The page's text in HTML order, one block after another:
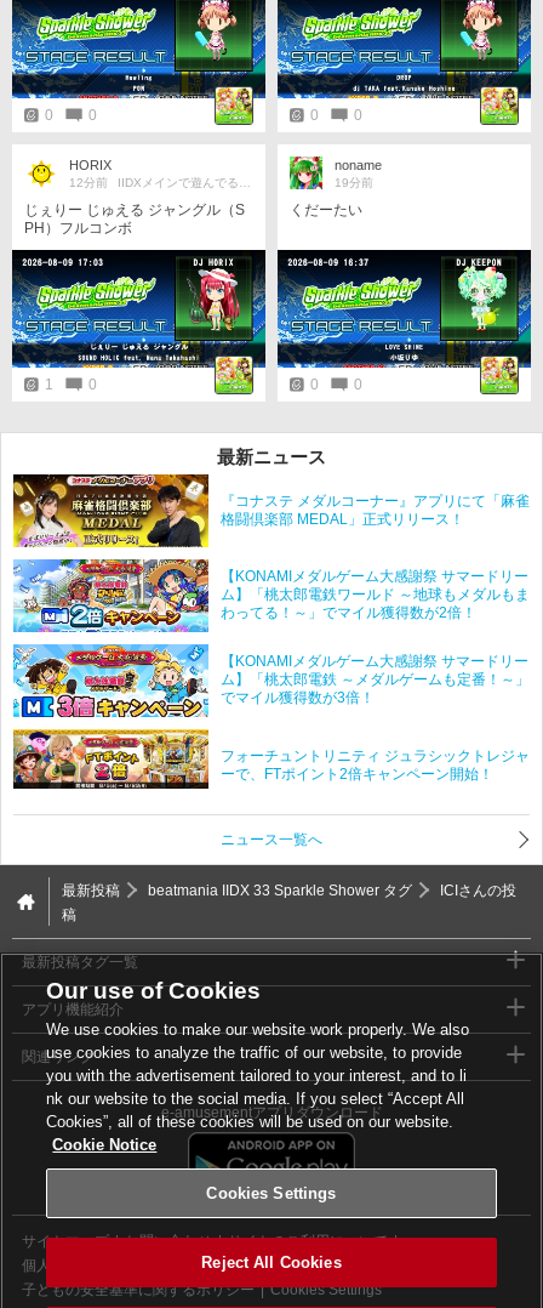
0 0 0 0
HORIX
12分前 IIDXメインで遊んでるよ☆
じぇりー じゅえる ジャングル（S
PH）フルコンボ
1 0
noname
19分前
くだーたい
0 0
最新ニュース
『コナステ メダルコーナー』アプリにて「麻雀
格闘倶楽部 MEDAL」正式リリース！
【KONAMIメダルゲーム大感謝祭 サマードリー
ム】「桃太郎電鉄ワールド ～地球もメダルもま
わってる！～」でマイル獲得数が2倍！
【KONAMIメダルゲーム大感謝祭 サマードリー
ム】「桃太郎電鉄 ～メダルゲームも定番！～」
でマイル獲得数が3倍！
フォーチュントリニティ ジュラシックトレジャ
ーで、FTポイント2倍キャンペーン開始！
ニュース一覧へ
最新投稿 beatmania IIDX 33 Sparkle Shower タグ
ICIさんの投
稿
最新投稿タグ一覧
アプリ機能紹介
関連リンク
e-amusementアプリダウンロード
サイトマップ お問い合わせ
サイトのご利用について
個人情報等保護方針
外部送信について
子どもの安全基準に関するポリシー
Cookies Settings
Our use of Cookies
We use cookies to make our website work properly. We also
use cookies to analyze the traffic of our website, to provide
you with the advertisement tailored to your interest, and to li
nk our website to the social media. If you select “Accept All
Cookies”, all of these cookies will be used on our website.
Cookie Notice
Cookies Settings
Reject All Cookies